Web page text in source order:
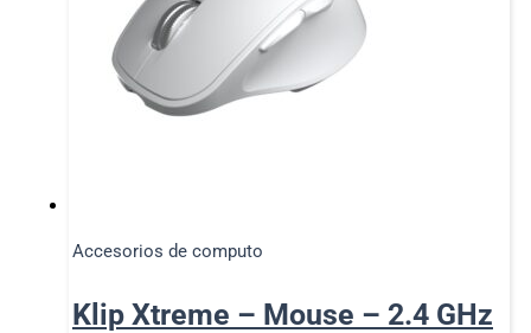
Accesorios de computo
Klip Xtreme – Mouse – 2.4 GHz